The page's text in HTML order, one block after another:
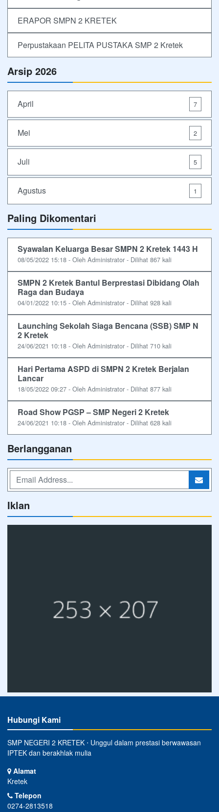
ERAPOR SMPN 2 KRETEK
Perpustakaan PELITA PUSTAKA SMP 2 Kretek
Arsip 2026
April 7
Mei 2
Juli 5
Agustus 1
Paling Dikomentari
Syawalan Keluarga Besar SMPN 2 Kretek 1443 H
08/05/2022 15:18 - Oleh Administrator - Dilihat 867 kali
SMPN 2 Kretek Bantul Berprestasi Dibidang Olah
Raga dan Budaya
04/01/2022 10:15 - Oleh Administrator - Dilihat 928 kali
Launching Sekolah Siaga Bencana (SSB) SMP N
2 Kretek
24/06/2021 10:18 - Oleh Administrator - Dilihat 710 kali
Hari Pertama ASPD di SMPN 2 Kretek Berjalan
Lancar
18/05/2022 09:27 - Oleh Administrator - Dilihat 877 kali
Road Show PGSP – SMP Negeri 2 Kretek
24/06/2021 10:18 - Oleh Administrator - Dilihat 628 kali
Berlangganan
Iklan
Hubungi Kami
SMP NEGERI 2 KRETEK ⋅ Unggul dalam prestasi berwawasan
IPTEK dan berakhlak mulia
Alamat
Kretek
Telepon
0274-2813518